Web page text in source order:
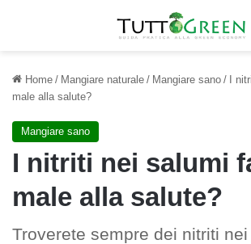
Home / Mangiare naturale / Mangiare sano / I
male alla salute?
Mangiare sano
I nitriti nei salumi
male alla salute?
Troverete sempre dei nitriti